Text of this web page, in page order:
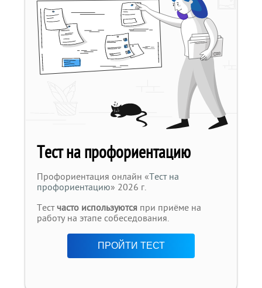
Тест на профориентацию
Профориентация онлайн «Тест на
профориентацию» 2026 г.
Тестчасто используются при приёме на
работу на этапе собеседования.
ПРОЙТИ ТЕСТ